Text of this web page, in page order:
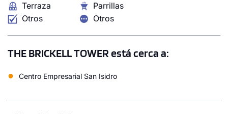
Terraza
Parrillas
Otros
Otros
THE BRICKELL TOWER está cerca a:
● Centro Empresarial San Isidro